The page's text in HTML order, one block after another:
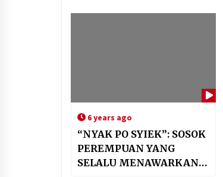
6 years ago
“NYAK PO SYIEK”: SOSOK
PEREMPUAN YANG
SELALU MENAWARKAN